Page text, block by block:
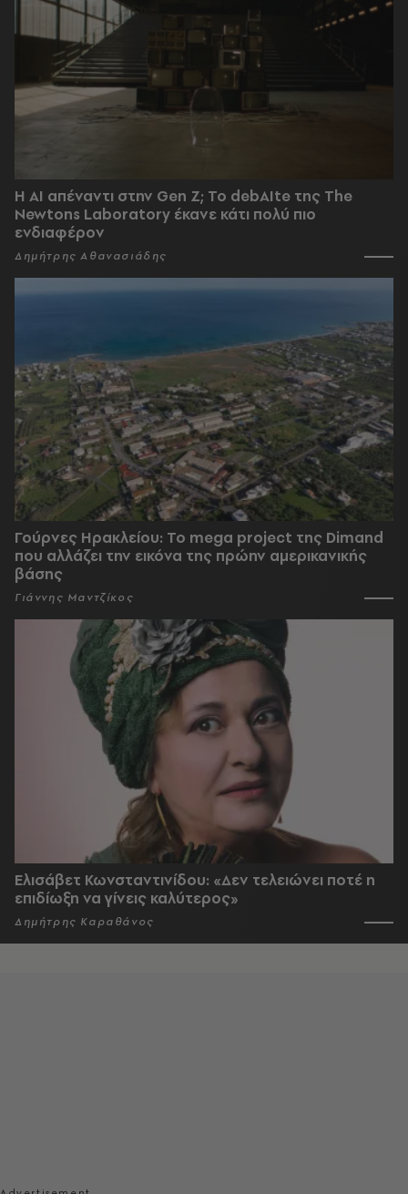
Η AI απέναντι στην Gen Z; Το debAIte της The
Newtons Laboratory έκανε κάτι πολύ πιο
ενδιαφέρον
Δημήτρης Αθανασιάδης
Γούρνες Ηρακλείου: To mega project της Dimand
που αλλάζει την εικόνα της πρώην αμερικανικής
βάσης
Γιάννης Μαντζίκος
Ελισάβετ Κωνσταντινίδου: «Δεν τελειώνει ποτέ η
επιδίωξη να γίνεις καλύτερος»
Δημήτρης Καραθάνος